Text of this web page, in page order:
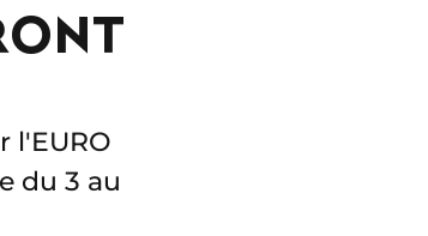
l'EURO
du 3 au